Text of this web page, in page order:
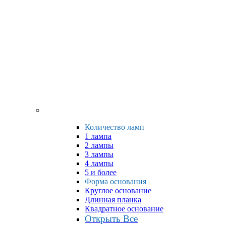
Количество ламп
1 лампа
2 лампы
3 лампы
4 лампы
5 и более
Форма основания
Круглое основание
Длинная планка
Квадратное основание
Открыть Все